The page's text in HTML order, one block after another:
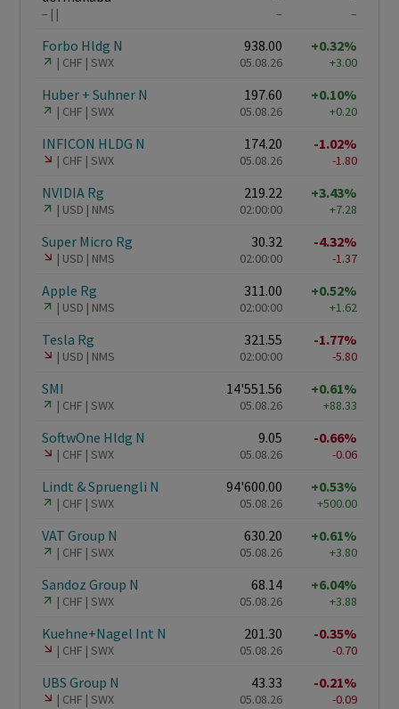
– – –
Forbo Hldg N
CHF SWX
938.00
05.08.26
+0.32%
+3.00
Huber + Suhner N
CHF SWX
197.60
05.08.26
+0.10%
+0.20
INFICON HLDG N
CHF SWX
174.20
05.08.26
-1.02%
-1.80
NVIDIA Rg
USD NMS
219.22
02:00:00
+3.43%
+7.28
Super Micro Rg
USD NMS
30.32
02:00:00
-4.32%
-1.37
Apple Rg
USD NMS
311.00
02:00:00
+0.52%
+1.62
Tesla Rg
USD NMS
321.55
02:00:00
-1.77%
-5.80
SMI
CHF SWX
14'551.56
05.08.26
+0.61%
+88.33
SoftwOne Hldg N
CHF SWX
9.05
05.08.26
-0.66%
-0.06
Lindt & Spruengli N
CHF SWX
94'600.00
05.08.26
+0.53%
+500.00
VAT Group N
CHF SWX
630.20
05.08.26
+0.61%
+3.80
Sandoz Group N
CHF SWX
68.14
05.08.26
+6.04%
+3.88
Kuehne+Nagel Int N
CHF SWX
201.30
05.08.26
-0.35%
-0.70
UBS Group N
CHF SWX
43.33
05.08.26
-0.21%
-0.09